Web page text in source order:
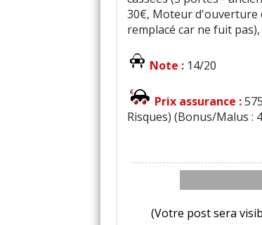
30€, Moteur d'ouverture
remplacé car ne fuit
Note : 14/20
Prix assurance :
Risques) (Bonus/Malus :
(Votre post sera